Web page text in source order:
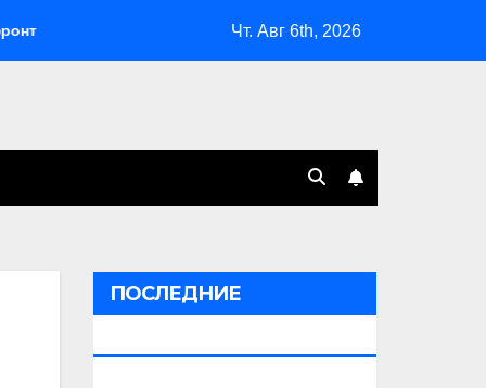
Секретные похороны заставляют иначе взглянуть на
Чт. Авг 6th, 2026
ПОСЛЕДНИЕ